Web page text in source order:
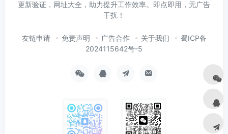
更新验证，网址大全，助力提升工作效率。即点即用，无广告
干扰！
友链申请 免责声明 广告合作 关于我们
蜀ICP备
2024115642号-5